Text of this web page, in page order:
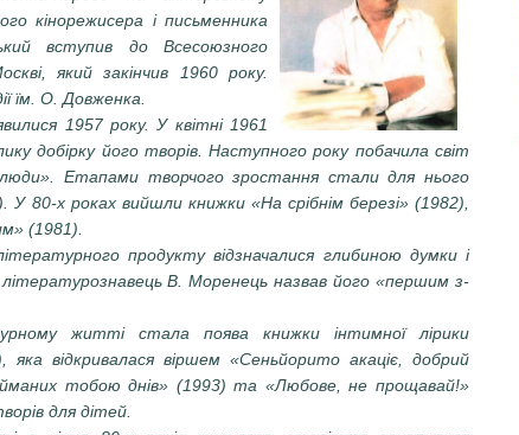
кінорежисера і письменника
вступив до Всесоюзного
який закінчив 1960 року.
їм. О. Довженка.
1957 року. У квіт­ні 1961
добірку його творів. Наступного року побачила світ
Етапами творчого зростання стали для нього
У 80-х роках вийшли книжки «На срібнім березі» (1982),
(1981).
продукту від­значалися глибиною думки і
В. Моренець назвав його «першим з-
житті стала поява книжки інтимної лірики
відкривалася віршем «Сеньйорито акаціє, добрий
тобою днів» (1993) та «Любове, не прощавай!»
для дітей.